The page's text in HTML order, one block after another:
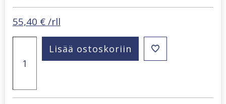
55,40 € /rll
36461
määrä
Lisää ostoskoriin